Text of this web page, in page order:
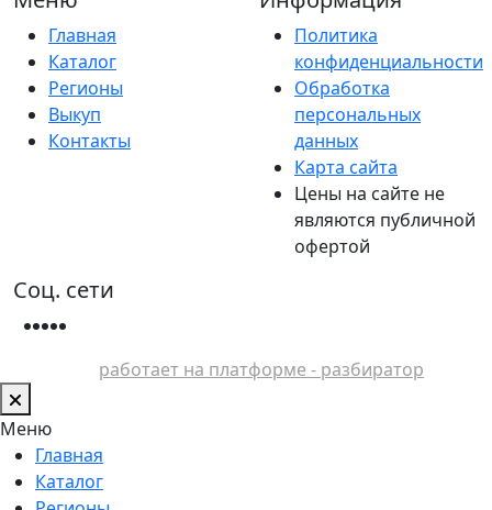
Главная
Каталог
Регионы
Выкуп
Контакты
Политика
конфиденциальности
Обработка
персональных
данных
Карта сайта
Цены на сайте не
являются публичной
офертой
Соц. сети
работает на платформе - разбиратор
Меню
Главная
Каталог